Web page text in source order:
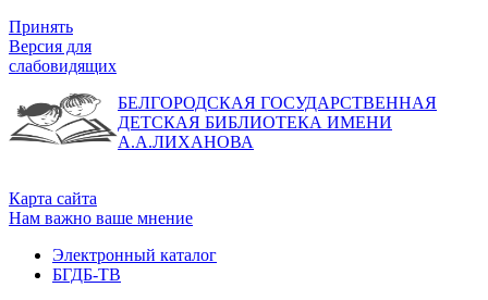
Принять
Версия для
слабовидящих
БЕЛГОРОДСКАЯ ГОСУДАРСТВЕННАЯ
ДЕТСКАЯ БИБЛИОТЕКА ИМЕНИ
А.А.ЛИХАНОВА
Карта сайта
Нам важно ваше мнение
Электронный каталог
БГДБ-ТВ